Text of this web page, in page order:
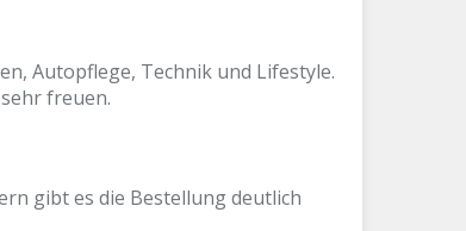
Autopflege, Technik und Lifestyle.
freuen.
gibt es die Bestellung deutlich